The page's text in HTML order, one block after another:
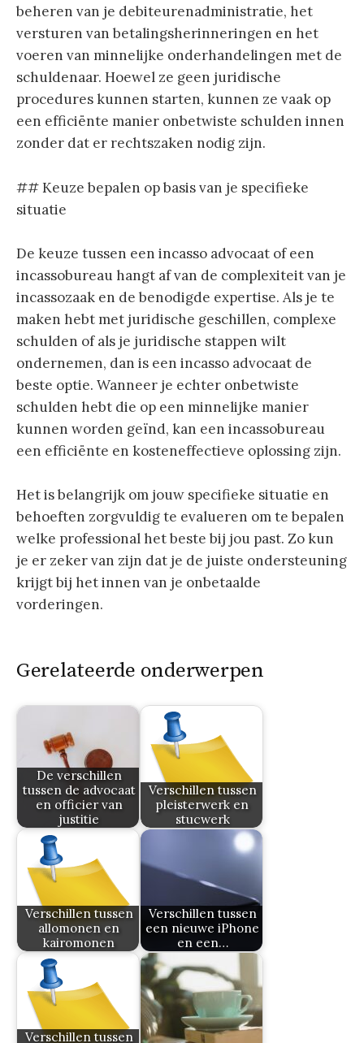
beheren van je debiteurenadministratie, het
versturen van betalingsherinneringen en het
voeren van minnelijke onderhandelingen met de
schuldenaar. Hoewel ze geen juridische
procedures kunnen starten, kunnen ze vaak op
een efficiënte manier onbetwiste schulden innen
zonder dat er rechtszaken nodig zijn.
## Keuze bepalen op basis van je specifieke
situatie
De keuze tussen een incasso advocaat of een
incassobureau hangt af van de complexiteit van je
incassozaak en de benodigde expertise. Als je te
maken hebt met juridische geschillen, complexe
schulden of als je juridische stappen wilt
ondernemen, dan is een incasso advocaat de
beste optie. Wanneer je echter onbetwiste
schulden hebt die op een minnelijke manier
kunnen worden geïnd, kan een incassobureau
een efficiënte en kosteneffectieve oplossing zijn.
Het is belangrijk om jouw specifieke situatie en
behoeften zorgvuldig te evalueren om te bepalen
welke professional het beste bij jou past. Zo kun
je er zeker van zijn dat je de juiste ondersteuning
krijgt bij het innen van je onbetaalde
vorderingen.
Gerelateerde onderwerpen
De verschillen
tussen de advocaat
en officier van
justitie
Verschillen tussen
pleisterwerk en
stucwerk
Verschillen tussen
allomonen en
kairomonen
Verschillen tussen
een nieuwe iPhone
en een…
Verschillen tussen